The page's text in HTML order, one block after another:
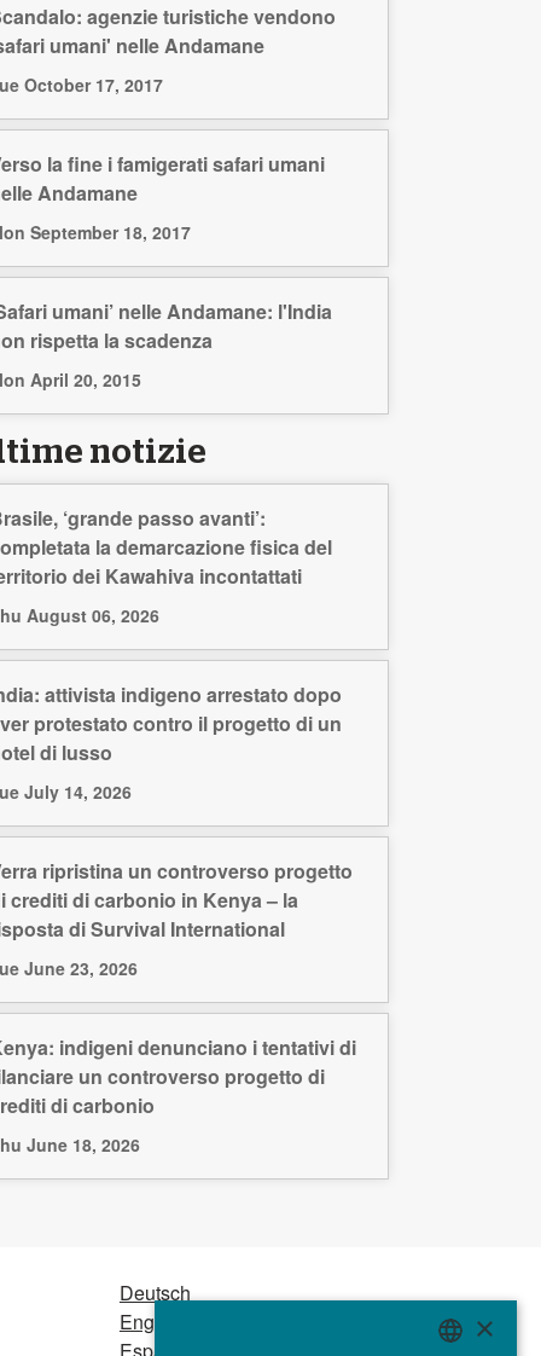
agenzie turistiche vendono
umani' nelle Andamane
October 17, 2017
la fine i famigerati safari umani
Andamane
September 18, 2017
umani’ nelle Andamane: l'India
rispetta la scadenza
April 20, 2015
notizie
‘grande passo avanti’:
la demarcazione fisica del
dei Kawahiva incontattati
August 06, 2026
attivista indigeno arrestato dopo
protestato contro il progetto di un
di lusso
July 14, 2026
ripristina un controverso progetto
crediti di carbonio in Kenya – la
di Survival International
June 23, 2026
indigeni denunciano i tentativi di
un controverso progetto di
di carbonio
June 18, 2026
Deutsch
English
×